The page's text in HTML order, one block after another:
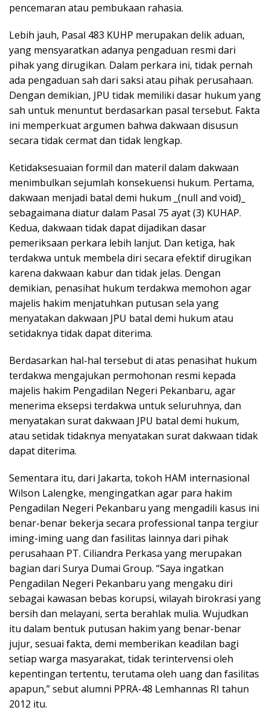
pencemaran atau pembukaan rahasia.
Lebih jauh, Pasal 483 KUHP merupakan delik aduan,
yang mensyaratkan adanya pengaduan resmi dari
pihak yang dirugikan. Dalam perkara ini, tidak pernah
ada pengaduan sah dari saksi atau pihak perusahaan.
Dengan demikian, JPU tidak memiliki dasar hukum yang
sah untuk menuntut berdasarkan pasal tersebut. Fakta
ini memperkuat argumen bahwa dakwaan disusun
secara tidak cermat dan tidak lengkap.
Ketidaksesuaian formil dan materil dalam dakwaan
menimbulkan sejumlah konsekuensi hukum. Pertama,
dakwaan menjadi batal demi hukum _(null and void)_
sebagaimana diatur dalam Pasal 75 ayat (3) KUHAP.
Kedua, dakwaan tidak dapat dijadikan dasar
pemeriksaan perkara lebih lanjut. Dan ketiga, hak
terdakwa untuk membela diri secara efektif dirugikan
karena dakwaan kabur dan tidak jelas. Dengan
demikian, penasihat hukum terdakwa memohon agar
majelis hakim menjatuhkan putusan sela yang
menyatakan dakwaan JPU batal demi hukum atau
setidaknya tidak dapat diterima.
Berdasarkan hal-hal tersebut di atas penasihat hukum
terdakwa mengajukan permohonan resmi kepada
majelis hakim Pengadilan Negeri Pekanbaru, agar
menerima eksepsi terdakwa untuk seluruhnya, dan
menyatakan surat dakwaan JPU batal demi hukum,
atau setidak tidaknya menyatakan surat dakwaan tidak
dapat diterima.
Sementara itu, dari Jakarta, tokoh HAM internasional
Wilson Lalengke, mengingatkan agar para hakim
Pengadilan Negeri Pekanbaru yang mengadili kasus ini
benar-benar bekerja secara professional tanpa tergiur
iming-iming uang dan fasilitas lainnya dari pihak
perusahaan PT. Ciliandra Perkasa yang merupakan
bagian dari Surya Dumai Group. “Saya ingatkan
Pengadilan Negeri Pekanbaru yang mengaku diri
sebagai kawasan bebas korupsi, wilayah birokrasi yang
bersih dan melayani, serta berahlak mulia. Wujudkan
itu dalam bentuk putusan hakim yang benar-benar
jujur, sesuai fakta, demi memberikan keadilan bagi
setiap warga masyarakat, tidak terintervensi oleh
kepentingan tertentu, terutama oleh uang dan fasilitas
apapun,” sebut alumni PPRA-48 Lemhannas RI tahun
2012 itu.